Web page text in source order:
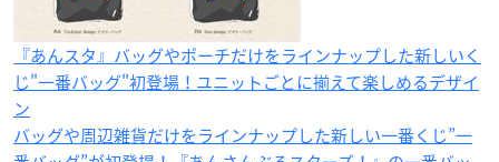
『あんスタ』バッグやポーチだけをラインナップした新しいく
じ"一番バッグ"初登場！ユニットごとに揃えて楽しめるデザイ
ン
バッグや周辺雑貨だけをラインナップした新しい一番くじ”一